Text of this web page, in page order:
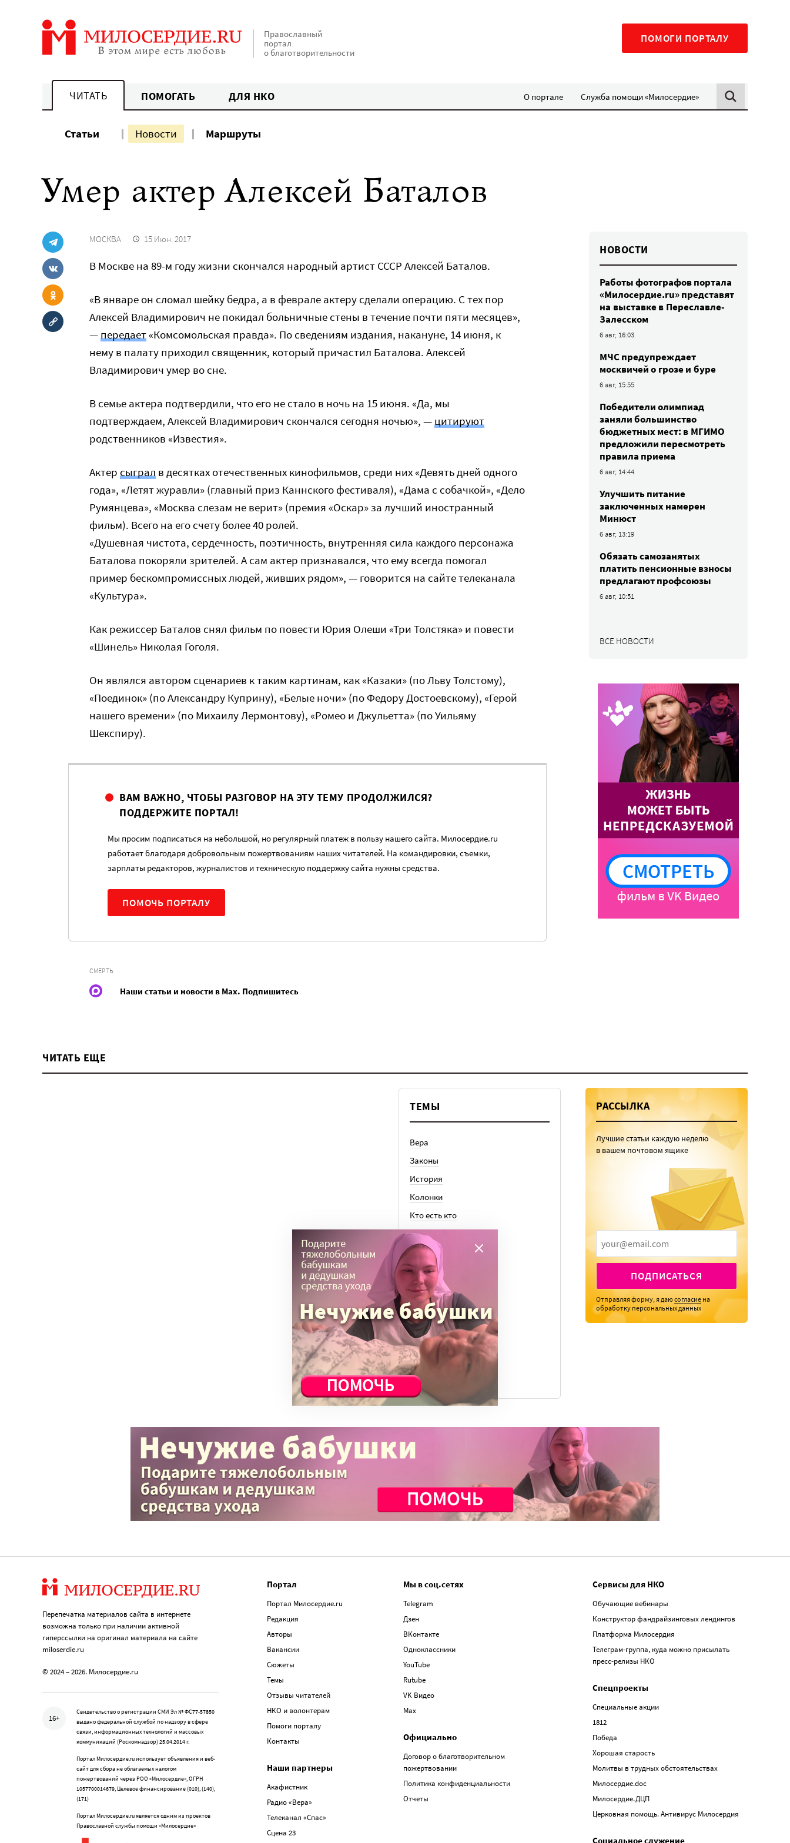
Православный
портал
о благотворительности
ПОМОГИ ПОРТАЛУ
ЧИТАТЬ ПОМОГАТЬ ДЛЯ НКО О портале Служба помощи «Милосердие»
Статьи Новости Маршруты
Умер актер Алексей Баталов
МОСКВА 15 Июн. 2017
В Москве на 89-м году жизни скончался народный артист СССР Алексей Баталов.
«В январе он сломал шейку бедра, а в феврале актеру сделали операцию. С тех пор
Алексей Владимирович не покидал больничные стены в течение почти пяти месяцев»,
—передает«Комсомольская правда». По сведениям издания, накануне, 14 июня, к
нему в палату приходил священник, который причастил Баталова. Алексей
Владимирович умер во сне.
В семье актера подтвердили, что его не стало в ночь на 15 июня. «Да, мы
подтверждаем, Алексей Владимирович скончался сегодня ночью», —цитируют
родственников «Известия».
Актер сыграл в десятках отечественных кинофильмов, среди них «Девять дней одного
года», «Летят журавли» (главный приз Каннского фестиваля), «Дама с собачкой», «Дело
Румянцева», «Москва слезам не верит» (премия «Оскар» за лучший иностранный
фильм). Всего на его счету более 40 ролей.
«Душевная чистота, сердечность, поэтичность, внутренняя сила каждого персонажа
Баталова покоряли зрителей. А сам актер признавался, что ему всегда помогал
пример бескомпромиссных людей, живших рядом», — говорится на сайте телеканала
«Культура».
Как режиссер Баталов снял фильм по повести Юрия Олеши «Три Толстяка» и повести
«Шинель» Николая Гоголя.
Он являлся автором сценариев к таким картинам, как «Казаки» (по Льву Толстому),
«Поединок» (по Александру Куприну), «Белые ночи» (по Федору Достоевскому), «Герой
нашего времени» (по Михаилу Лермонтову), «Ромео и Джульетта» (по Уильяму
Шекспиру).
ВАМ ВАЖНО, ЧТОБЫ РАЗГОВОР НА ЭТУ ТЕМУ ПРОДОЛЖИЛСЯ?
ПОДДЕРЖИТЕ ПОРТАЛ!
Мы просим подписаться на небольшой, но регулярный платеж в пользу нашего сайта. Милосердие.ru
работает благодаря добровольным пожертвованиям наших читателей. На командировки, съемки,
зарплаты редакторов, журналистов и техническую поддержку сайта нужны средства.
ПОМОЧЬ ПОРТАЛУ
СМЕРТЬ
Наши статьи и новости в Max. Подпишитесь
НОВОСТИ
Работы фотографов портала
«Милосердие.ru» представят
на выставке в Переславле-
Залесском
6 авг, 16:03
МЧС предупреждает
москвичей о грозе и буре
6 авг, 15:55
Победители олимпиад
заняли большинство
бюджетных мест: в МГИМО
предложили пересмотреть
правила приема
6 авг, 14:44
Улучшить питание
заключенных намерен
Минюст
6 авг, 13:19
Обязать самозанятых
платить пенсионные взносы
предлагают профсоюзы
6 авг, 10:51
ВСЕ НОВОСТИ
ЧИТАТЬ ЕЩЕ
ТЕМЫ
Вера
Законы
История
Колонки
Кто есть кто
Личный опыт
Медицина
Ноу-хау
Общество
Отдых
Семья
События
ВСЕ СТАТЬИ
РАССЫЛКА
Лучшие статьи каждую неделю
в вашем почтовом ящике
ПОДПИСАТЬСЯ
Отправляя форму, я даюсогласие на
обработку персональных данных
Перепечатка материалов сайта в интернете
возможна только при наличии активной
гиперссылки на оригинал материала на сайте
miloserdie.ru
© 2024 – 2026. Милосердие.ru
16+
Свидетельство о регистрации СМИ Эл № ФС77-57850
выдано федеральной службой по надзору в сфере
связи, информационных технологий и массовых
коммуникаций (Роскомнадзор) 25.04.2014 г.
Портал Милосердие.ru использует объявления и веб-
сайт для сбора не облагаемых налогом
пожертвований через РОО «Милосердие», ОГРН
1057700014679, Целевое финансирование (010), (140),
(171)
Портал Милосердие.ru является одним из проектов
Православной службы помощи «Милосердие»
Портал
Портал Милосердие.ru
Редакция
Авторы
Вакансии
Сюжеты
Темы
Отзывы читателей
НКО и волонтерам
Помоги порталу
Контакты
Наши партнеры
Акафистник
Радио «Вера»
Телеканал «Спас»
Сцена 23
Мы в соц.сетях
Telegram
Дзен
ВКонтакте
Одноклассники
YouTube
Rutube
VK Видео
Max
Официально
Договор о благотворительном
пожертвовании
Политика конфиденциальности
Отчеты
Сервисы для НКО
Обучающие вебинары
Конструктор фандрайзинговых лендингов
Платформа Милосердия
Телеграм-группа, куда можно присылать
пресс-релизы НКО
Спецпроекты
Специальные акции
1812
Победа
Хорошая старость
Молитвы в трудных обстоятельствах
Милосердие.doc
Милосердие.ДЦП
Церковная помощь. Антивирус Милосердия
Социальное служение